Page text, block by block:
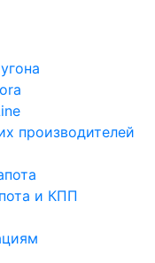
производителей
и КПП